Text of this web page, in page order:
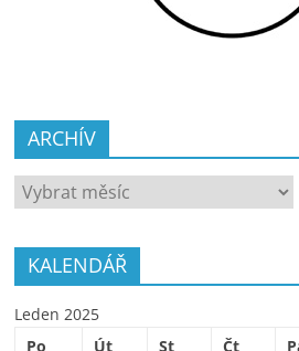
ARCHÍV
ARCHÍV
KALENDÁŘ
Leden 2025
Po
Út St Čt